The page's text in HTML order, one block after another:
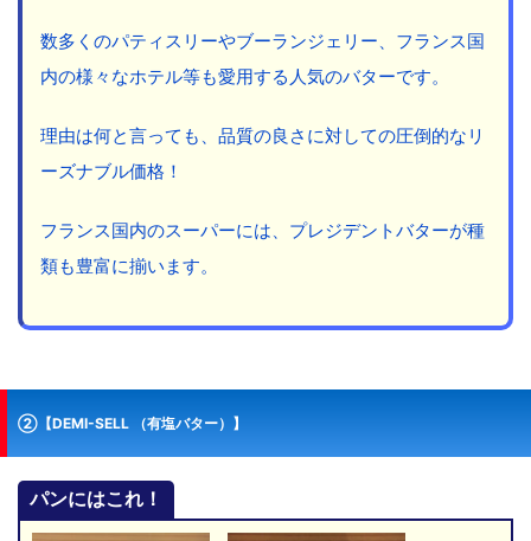
数多くのパティスリーやブーランジェリー、フランス国
内の様々なホテル等も愛用する人気のバターです。
理由は何と言っても、品質の良さに対しての圧倒的なリ
ーズナブル価格！
フランス国内のスーパーには、プレジデントバターが種
類も豊富に揃います。
②【DEMI-SELL （有塩バター）】
パンにはこれ！